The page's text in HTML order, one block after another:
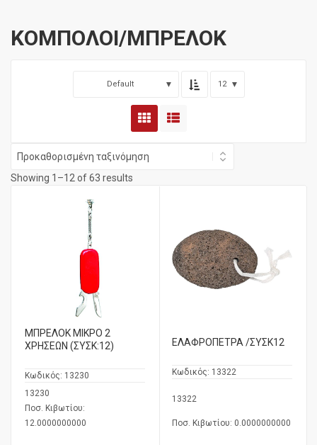
ΚΟΜΠΟΛΟΙ/ΜΠΡΕΛΟΚ
Default 12
Showing 1–12 of 63 results
MΠΡΕΛΟΚ ΜΙΚΡΟ 2
ΧΡΗΣΕΩΝ (ΣΥΣΚ:12)
Κωδικός: 13230
13230
Ποσ. Κιβωτίου:
12.0000000000
ΕΛΑΦΡΟΠΕΤΡΑ /ΣΥΣΚ12
Κωδικός: 13322
13322
Ποσ. Κιβωτίου: 0.0000000000